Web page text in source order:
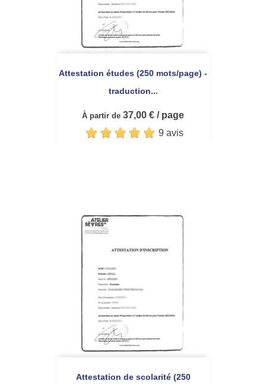
Attestation études (250 mots/page) -
traduction...
À partir de 37,00 € / page
9 avis
Attestation de scolarité (250